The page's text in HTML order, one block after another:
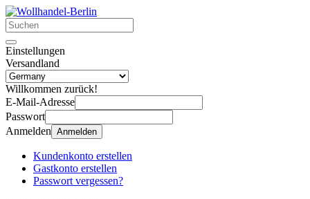
Einstellungen
Versandland
Willkommen zurück!
E-Mail-Adresse
Passwort
Anmelden Anmelden
Kundenkonto erstellen
Gastkonto erstellen
Passwort vergessen?